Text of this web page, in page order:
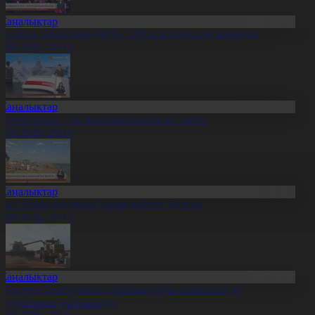
ойындары-2026»: 180 млн қаралым жиналды
20:15
– ақ жартасқа қашалған тарих
20:14
тұзды көлдерде 6 адам қайтыс болған
20:13
солтүстіктегі тұрғындарды облыстың 90
құттықтады